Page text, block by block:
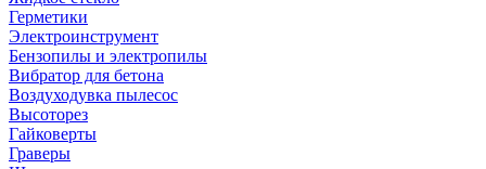
Герметики
Электроинструмент
Бензопилы и электропилы
Вибратор для бетона
Воздуходувка пылесос
Высоторез
Гайковерты
Граверы